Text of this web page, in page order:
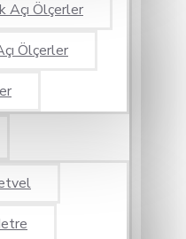
Açı Ölçerler
Ölçerler